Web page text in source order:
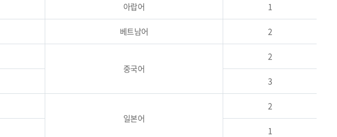
아랍어 1
베트남어 2
중국어
2
3
일본어
2
1